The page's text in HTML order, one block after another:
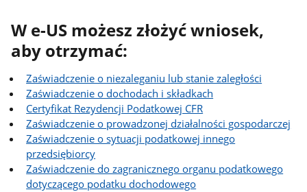
W e-US możesz złożyć wniosek,
aby otrzymać:
Zaświadczenie o niezaleganiu lub stanie zaległości
Zaświadczenie o dochodach i składkach
Certyfikat Rezydencji Podatkowej CFR
Zaświadczenie o prowadzonej działalności gospodarczej
Zaświadczenie o sytuacji podatkowej innego
przedsiębiorcy
Zaświadczenie do zagranicznego organu podatkowego
dotyczącego podatku dochodowego